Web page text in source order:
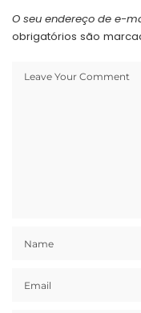
O seu endereço de e-
obrigatórios são